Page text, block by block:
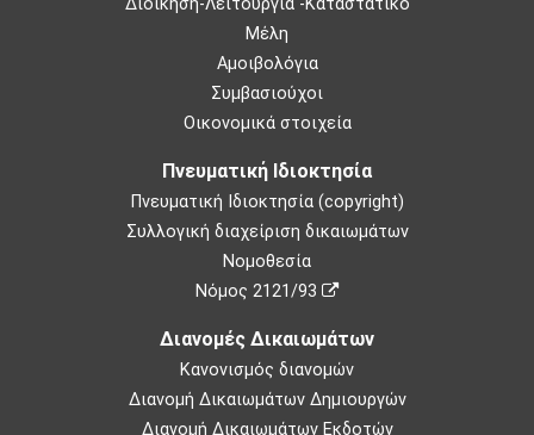
Διοίκηση-Λειτουργία -Καταστατικό
Μέλη
Αμοιβολόγια
Συμβασιούχοι
Οικονομικά στοιχεία
Πνευματική Ιδιοκτησία
Πνευματική Ιδιοκτησία (copyright)
Συλλογική διαχείριση δικαιωμάτων
Νομοθεσία
Νόμος 2121/93
Διανομές Δικαιωμάτων
Κανονισμός διανομών
Διανομή Δικαιωμάτων Δημιουργών
Διανομή Δικαιωμάτων Εκδοτών